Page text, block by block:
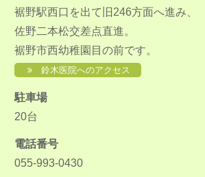
裾野駅西口を出て旧246方面へ進み、
佐野二本松交差点直進。
裾野市西幼稚園目の前です。
鈴木医院へのアクセス
駐車場
20台
電話番号
055-993-0430